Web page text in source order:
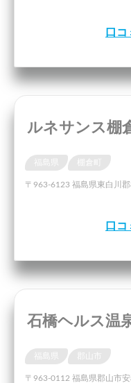
口
ルネサンス棚
〒963-6123 福島県東白川
口
石橋ヘルス温
〒963-0112 福島県郡山市安